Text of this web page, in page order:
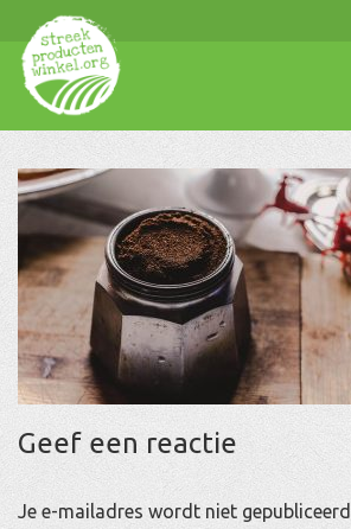
Geef een reactie
Je e-mailadres wordt niet